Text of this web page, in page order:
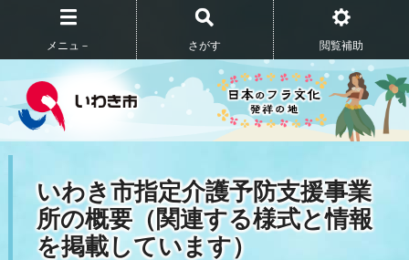
メニュ－ さがす 閲覧補助
いわき市指定介護予防支援事業
所の概要（関連する様式と情報
を掲載しています）